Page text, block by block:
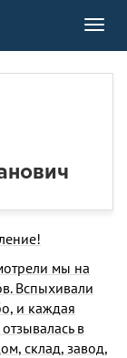
мы на
Вспыхивали
и каждая
в
склад, завод,